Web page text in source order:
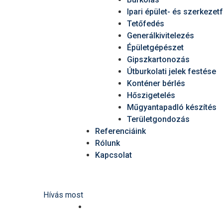
Ipari épület- és
Tetőfedés
Generálkivitelezés
Épületgépészet
Gipszkartonozás
Útburkolati jelek festése
Konténer bérlés
Hőszigetelés
Műgyantapadló készítés
Területgondozás
Referenciáink
Rólunk
Kapcsolat
Hívás most